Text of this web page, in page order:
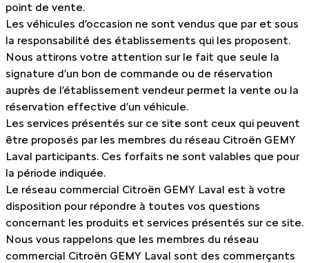
point de vente.
Les véhicules d’occasion ne sont vendus que par et sous
la responsabilité des établissements qui les proposent.
Nous attirons votre attention sur le fait que seule la
signature d’un bon de commande ou de réservation
auprès de l’établissement vendeur permet la vente ou la
réservation effective d’un véhicule.
Les services présentés sur ce site sont ceux qui peuvent
être proposés par les membres du réseau Citroën GEMY
Laval participants. Ces forfaits ne sont valables que pour
la période indiquée.
Le réseau commercial Citroën GEMY Laval est à votre
disposition pour répondre à toutes vos questions
concernant les produits et services présentés sur ce site.
Nous vous rappelons que les membres du réseau
commercial Citroën GEMY Laval sont des commerçants